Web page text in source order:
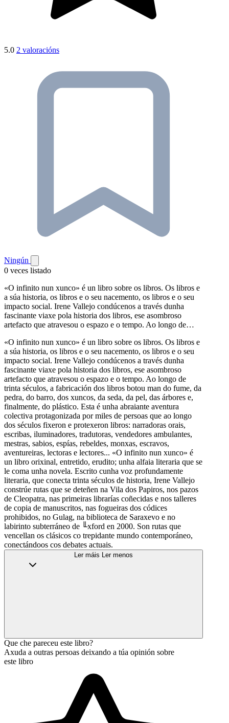
5.0 2 valoracións
Ningún
0 veces listado
«O infinito nun xunco» é un libro sobre os libros. Os libros e
a súa historia, os libros e o seu nacemento, os libros e o seu
impacto social. Irene Vallejo condúcenos a través dunha
fascinante viaxe pola historia dos libros, ese asombroso
artefacto que atravesou o espazo e o tempo. Ao longo de…
«O infinito nun xunco» é un libro sobre os libros. Os libros e
a súa historia, os libros e o seu nacemento, os libros e o seu
impacto social. Irene Vallejo condúcenos a través dunha
fascinante viaxe pola historia dos libros, ese asombroso
artefacto que atravesou o espazo e o tempo. Ao longo de
trinta séculos, a fabricación dos libros botou man do fume, da
pedra, do barro, dos xuncos, da seda, da pel, das árbores e,
finalmente, do plástico. Esta é unha abraiante aventura
colectiva protagonizada por miles de persoas que ao longo
dos séculos fixeron e protexeron libros: narradoras orais,
escribas, iluminadores, tradutoras, vendedores ambulantes,
mestras, sabios, espías, rebeldes, monxas, escravos,
aventureiras, lectoras e lectores... «O infinito nun xunco» é
un libro orixinal, entretido, erudito; unha alfaia literaria que se
le coma unha novela. Escrito cunha voz profundamente
literaria, que conecta trinta séculos de historia, Irene Vallejo
constrúe rutas que se deteñen na Vila dos Papiros, nos pazos
de Cleopatra, nas primeiras librarías coñecidas e nos talleres
de copia de manuscritos, nas fogueiras dos códices
prohibidos, no Gulag, na biblioteca de Saraxevo e no
labirinto subterráneo de ╙xford en 2000. Son rutas que
vencellan os clásicos co trepidante mundo contemporáneo,
conectándoos cos debates actuais.
Ler máis Ler menos
Que che pareceu este libro?
Axuda a outras persoas deixando a túa opinión sobre
este libro